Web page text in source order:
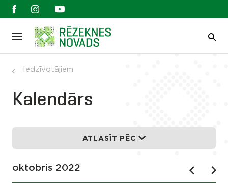
Iedzīvotājiem
Kalendārs
ATLASĪT PĒC
oktobris 2022